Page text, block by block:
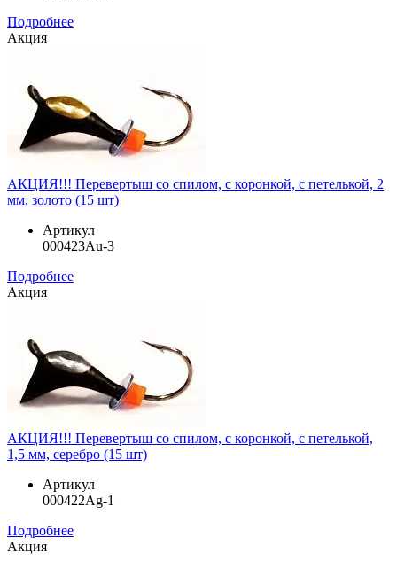
Подробнее
Акция
АКЦИЯ!!! Перевертыш со спилом, с коронкой, с петелькой, 2
мм, золото (15 шт)
Артикул
000423Au-3
Подробнее
Акция
АКЦИЯ!!! Перевертыш со спилом, с коронкой, с петелькой,
1,5 мм, серебро (15 шт)
Артикул
000422Ag-1
Подробнее
Акция